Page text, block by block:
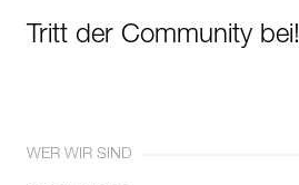
Tritt der Community bei!
WER WIR SIND